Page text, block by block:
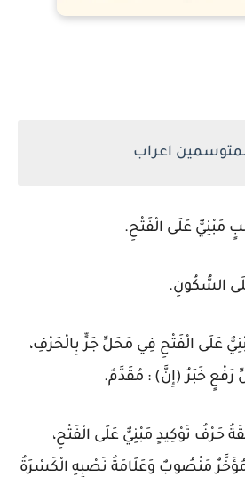
اعراب
مَبْنِيٌّ عَلَى الْفَتْحِ.
السُّكُونِ.
عَلَى الْفَتْحِ فِي مَحَلِّ جَرٍّ بِالْحَرْفِ،
رَفْعٍ خَبَرُ (إِنَّ) : مُقَدَّمٌ.
حَرْفُ تَوْكِيدٍ مَبْنِيٌّ عَلَى الْفَتْحِ،
مَنْصُوبٌ وَعَلَامَةُ نَصْبِهِ الْكَسْرَةُ